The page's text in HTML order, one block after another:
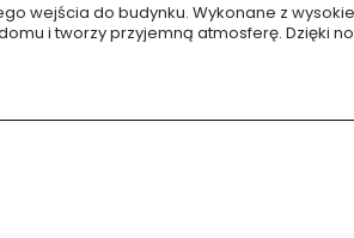
wejścia do budynku. Wykonane z
i tworzy przyjemną atmosferę. Dzięki